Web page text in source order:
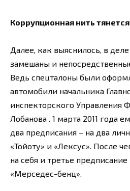
Коррупционная нить
Далее, как выяснилось, в
замешаны и
Ведь спецталоны были
автомобили начальника
инспекторского Управления
Лобанова . 1 марта 2011 года
два предписания – на два
«Тойоту» и «Лексус». После
на себя и третье
«Мерседес-бенц».